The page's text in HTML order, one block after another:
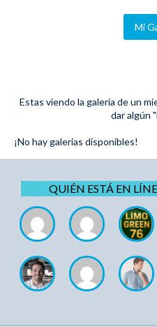
Mi
Estas viendo la galería de un
dar algún
¡No hay galerías disponibles!
QUIÉN ESTÁ EN